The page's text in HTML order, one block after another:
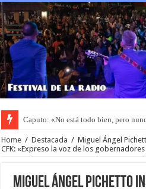
Arcor invertirá USD 3,8 millones en
Home / Destacada / Miguel Ángel
CFK: «Expreso la voz de los gobernadores
Miguel Ángel Pichetto